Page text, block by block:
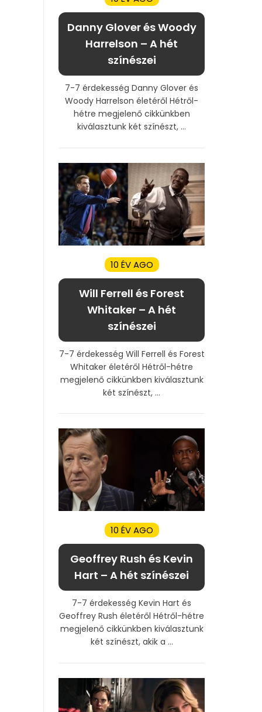
Danny Glover és Woody
Harrelson – A hét
színészei
7-7 érdekesség Danny Glover és
Woody Harrelson életéről Hétről-
hétre megjelenő cikkünkben
kiválasztunk két színészt, ...
10 ÉV AGO
Will Ferrell és Forest
Whitaker – A hét
színészei
7-7 érdekesség Will Ferrell és Forest
Whitaker életéről Hétről-hétre
megjelenő cikkünkben kiválasztunk
két színészt, ...
10 ÉV AGO
Geoffrey Rush és Kevin
Hart – A hét színészei
7-7 érdekesség Kevin Hart és
Geoffrey Rush életéről Hétről-hétre
megjelenő cikkünkben kiválasztunk
két színészt, akik a ...